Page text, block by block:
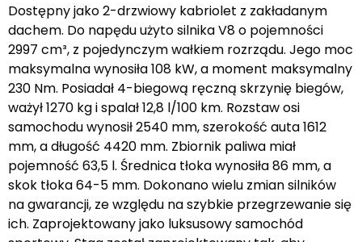
Dostępny jako 2-drzwiowy kabriolet z zakładanym
dachem. Do napędu użyto silnika V8 o pojemności
2997 cm³, z pojedynczym wałkiem rozrządu. Jego moc
maksymalna wynosiła 108 kW, a moment maksymalny
230 Nm. Posiadał 4-biegową ręczną skrzynię biegów,
ważył 1270 kg i spalał 12,8 l/100 km. Rozstaw osi
samochodu wynosił 2540 mm, szerokość auta 1612
mm, a długość 4420 mm. Zbiornik paliwa miał
pojemność 63,5 l. Średnica tłoka wynosiła 86 mm, a
skok tłoka 64-5 mm. Dokonano wielu zmian silników
na gwarancji, ze względu na szybkie przegrzewanie się
ich. Zaprojektowany jako luksusowy samochód